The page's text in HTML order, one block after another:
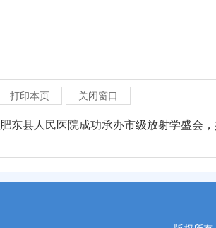
打印本页 关闭窗口
肥东县人民医院成功承办市级放射学盛会，